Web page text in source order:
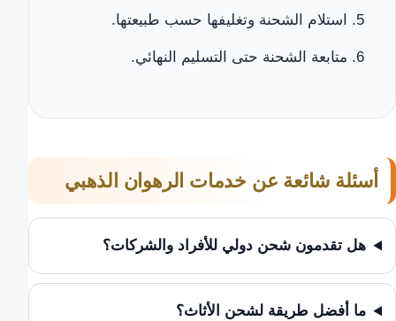
استلام الشحنة وتغليفها حسب طبيعتها.
متابعة الشحنة حتى التسليم النهائي.
أسئلة شائعة عن خدمات الرهوان الذهبي
هل تقدمون شحن دولي للأفراد والشركات؟
ما أفضل طريقة لشحن الأثاث؟